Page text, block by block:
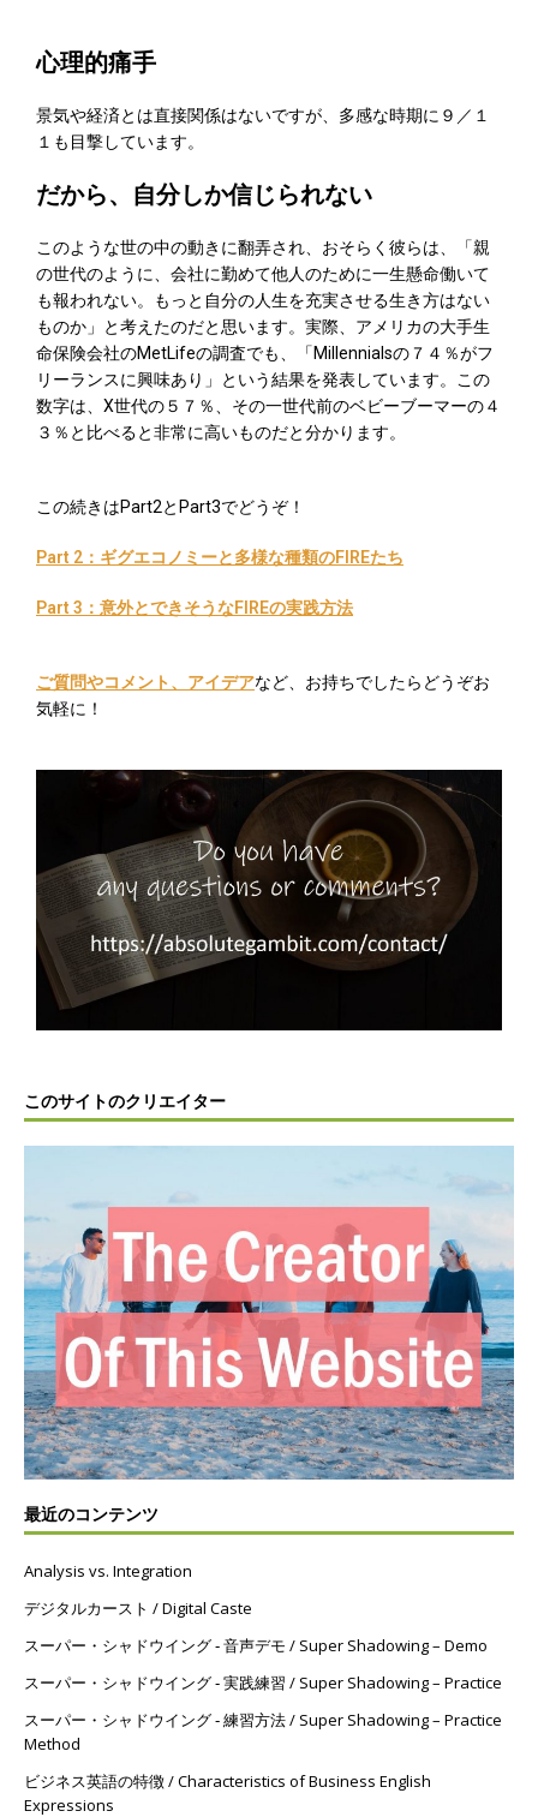
心理的痛手
景気や経済とは直接関係はないですが、多感な時期に９／１
１も目撃しています。
だから、自分しか信じられない
このような世の中の動きに翻弄され、おそらく彼らは、「親
の世代のように、会社に勤めて他人のために一生懸命働いて
も報われない。もっと自分の人生を充実させる生き方はない
ものか」と考えたのだと思います。実際、アメリカの大手生
命保険会社のMetLifeの調査でも、「Millennialsの７４％がフ
リーランスに興味あり」という結果を発表しています。この
数字は、X世代の５７％、その一世代前のベビーブーマーの４
３％と比べると非常に高いものだと分かります。
この続きはPart2とPart3でどうぞ！
Part 2：ギグエコノミーと多様な種類のFIREたち
Part 3：意外とできそうなFIREの実践方法
ご質問やコメント、アイデアなど、お持ちでしたらどうぞお
気軽に！
このサイトのクリエイター
最近のコンテンツ
Analysis vs. Integration
デジタルカースト / Digital Caste
スーパー・シャドウイング ‐ 音声デモ / Super Shadowing – Demo
スーパー・シャドウイング ‐ 実践練習 / Super Shadowing – Practice
スーパー・シャドウイング ‐ 練習方法 / Super Shadowing – Practice
Method
ビジネス英語の特徴 / Characteristics of Business English
Expressions